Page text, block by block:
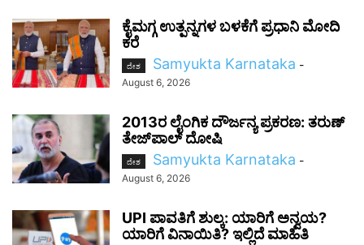
ಕೈಮಗ್ಗ ಉತ್ಪನ್ನಗಳ ಬಳಕೆಗೆ ಪ್ರಧಾನಿ ಮೋದಿ
ಕರೆ
ದೇಶ Samyukta Karnataka -
August 6, 2026
2013ರ ಲೈಂಗಿಕ ದೌರ್ಜನ್ಯ ಪ್ರಕರಣ: ತರುಣ್
ತೇಜ್‌ಪಾಲ್ ದೋಷಿ
ದೇಶ Samyukta Karnataka -
August 6, 2026
UPI ಪಾವತಿಗೆ ಶುಲ್ಕ: ಯಾರಿಗೆ ಅನ್ವಯ?
ಯಾರಿಗೆ ವಿನಾಯಿತಿ? ಇಲ್ಲಿದೆ ಮಾಹಿತಿ